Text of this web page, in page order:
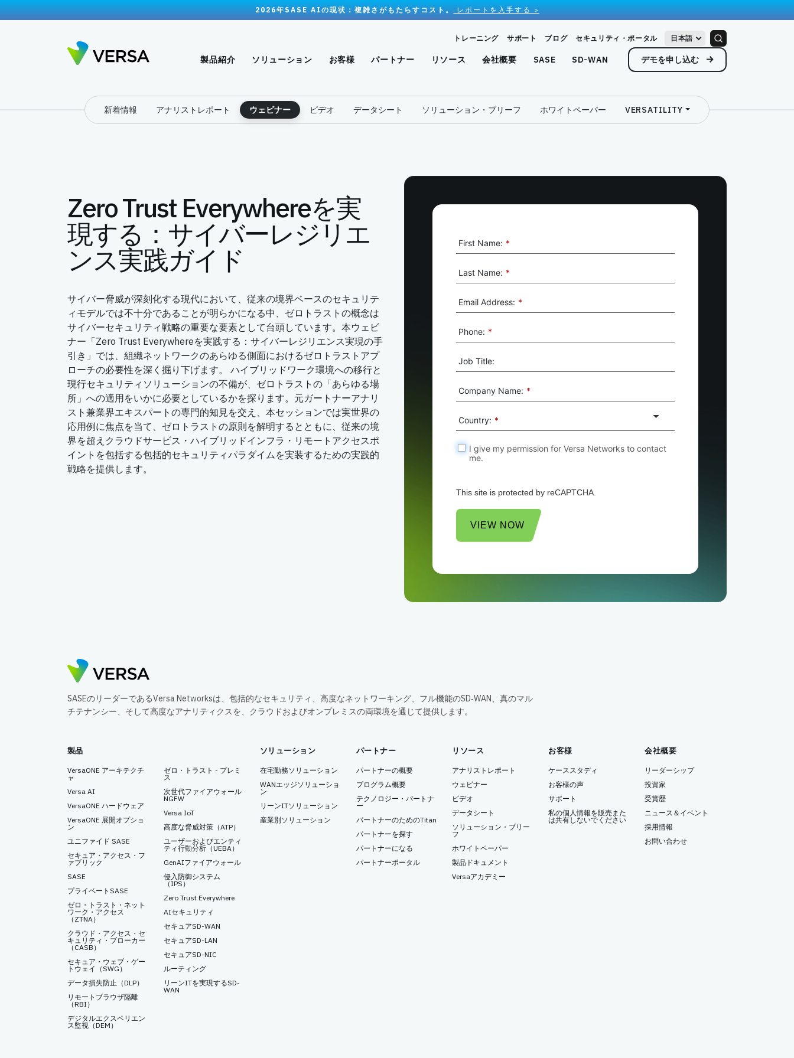
2026年SASE AIの現状：複雑さがもたらすコスト。 レポートを入手する >
トレーニング サポート ブログ セキュリティ・ポータル 日本語
製品紹介 ソリューション お客様 パートナー リソース 会社概要 SASE SD-WAN デモを申し込む
新着情報 アナリストレポート ウェビナー ビデオ データシート ソリューション・ブリーフ ホワイトペーパー VERSATILITY
Zero Trust Everywhereを実
現する：サイバーレジリエ
ンス実践ガイド
サイバー脅威が深刻化する現代において、従来の境界ベースのセキュリテ
ィモデルでは不十分であることが明らかになる中、ゼロトラストの概念は
サイバーセキュリティ戦略の重要な要素として台頭しています。本ウェビ
ナー「Zero Trust Everywhereを実践する：サイバーレジリエンス実現の手
引き」では、組織ネットワークのあらゆる側面におけるゼロトラストアプ
ローチの必要性を深く掘り下げます。 ハイブリッドワーク環境への移行と
現行セキュリティソリューションの不備が、ゼロトラストの「あらゆる場
所」への適用をいかに必要としているかを探ります。元ガートナーアナリ
スト兼業界エキスパートの専門的知見を交え、本セッションでは実世界の
応用例に焦点を当て、ゼロトラストの原則を解明するとともに、従来の境
界を超えクラウドサービス・ハイブリッドインフラ・リモートアクセスポ
イントを包括する包括的セキュリティパラダイムを実装するための実践的
戦略を提供します。
*
First Name:
*
Last Name:
*
Email Address:
*
Phone:
Job Title:
*
Company Name:
*
Country:
I give my permission for Versa Networks to contact
me.
This site is protected by reCAPTCHA.
VIEW NOW
SASEのリーダーであるVersa Networksは、包括的なセキュリティ、高度なネットワーキング、フル機能のSD‑WAN、真のマル
チテナンシー、そして高度なアナリティクスを、クラウドおよびオンプレミスの両環境を通じて提供します。
製品
VersaONE アーキテクチ
ャ
Versa AI
VersaONE ハードウェア
VersaONE 展開オプショ
ン
ユニファイド SASE
セキュア・アクセス・フ
ァブリック
SASE
プライベートSASE
ゼロ・トラスト・ネット
ワーク・アクセス
（ZTNA）
クラウド・アクセス・セ
キュリティ・ブローカー
（CASB）
セキュア・ウェブ・ゲー
トウェイ（SWG）
データ損失防止（DLP）
リモートブラウザ隔離
（RBI）
デジタルエクスペリエン
ス監視（DEM）
ゼロ・トラスト - プレミ
ス
次世代ファイアウォール
NGFW
Versa IoT
高度な脅威対策（ATP）
ユーザーおよびエンティ
ティ行動分析（UEBA）
GenAIファイアウォール
侵入防御システム
（IPS）
Zero Trust Everywhere
AIセキュリティ
セキュアSD-WAN
セキュアSD-LAN
セキュアSD-NIC
ルーティング
リーンITを実現するSD-
WAN
ソリューション
在宅勤務ソリューション
WANエッジソリューショ
ン
リーンITソリューション
産業別ソリューション
パートナー
パートナーの概要
プログラム概要
テクノロジー・パートナ
ー
パートナーのためのTitan
パートナーを探す
パートナーになる
パートナーポータル
リソース
アナリストレポート
ウェビナー
ビデオ
データシート
ソリューション・ブリー
フ
ホワイトペーパー
製品ドキュメント
Versaアカデミー
お客様
ケーススタディ
お客様の声
サポート
私の個人情報を販売また
は共有しないでください
会社概要
リーダーシップ
投資家
受賞歴
ニュース＆イベント
採用情報
お問い合わせ